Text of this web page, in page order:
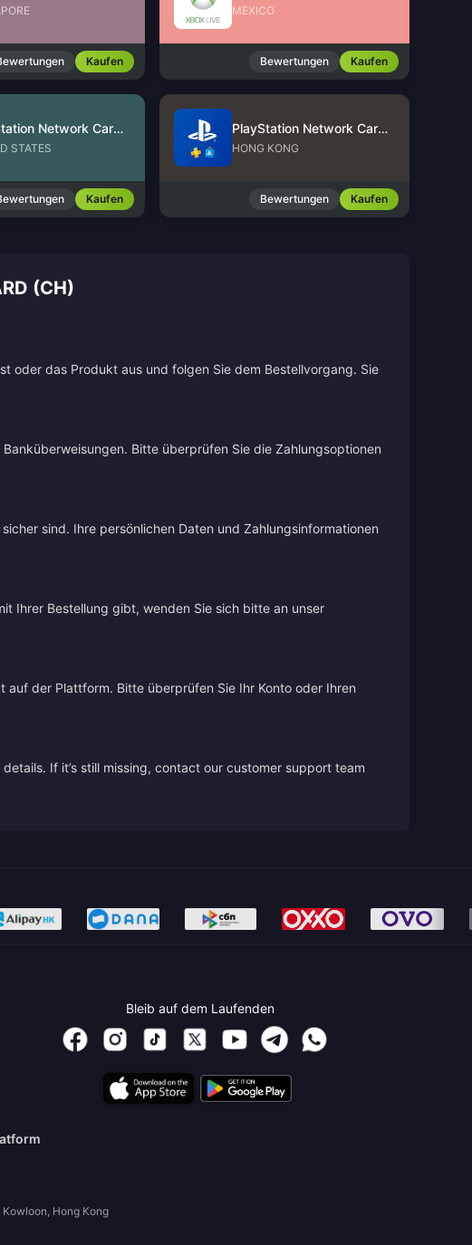
Kaufen
MEXICO
Bewertungen Kaufen
PlayStation Network Card (US)
STATES
Kaufen
PlayStation Network Card (HK)
HONG KONG
Bewertungen Kaufen
(CH)
oder das Produkt aus und folgen Sie dem Bestellvorgang. Sie
Bitte überprüfen Sie die Zahlungsoptionen
sind. Ihre persönlichen Daten und Zahlungsinformationen
Ihrer Bestellung gibt, wenden Sie sich bitte an unser
auf der Plattform. Bitte überprüfen Sie Ihr Konto oder Ihren
If it’s still missing, contact our customer support team
Bleib auf dem Laufenden
Hong Kong